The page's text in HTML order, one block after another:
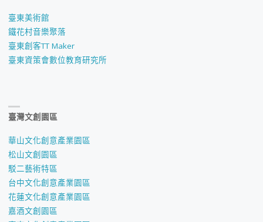
臺東美術館
鐵花村音樂聚落
臺東創客TT Maker
臺東資策會數位教育研究所
臺灣文創園區
華山文化創意產業園區
松山文創園區
駁二藝術特區
台中文化創意產業園區
花蓮文化創意產業園區
嘉酒文創園區